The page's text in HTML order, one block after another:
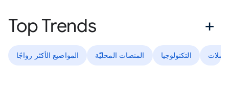
Top Trends
المواضيع الأكثر رواجًا المنصات المحليّة التكنولوجيا